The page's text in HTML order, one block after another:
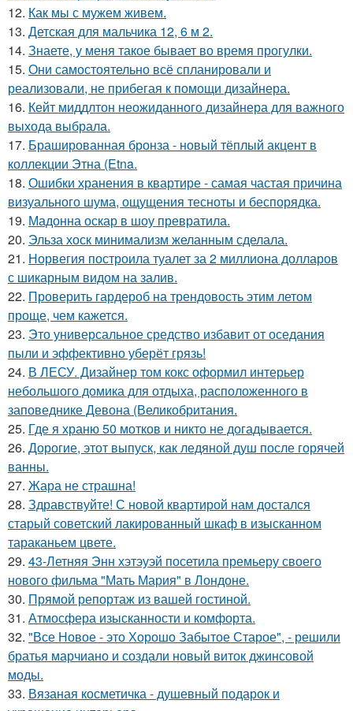
12. Как мы с мужем живем.
13. Детская для мальчика 12, 6 м 2.
14. Знаете, у меня такое бывает во время прогулки.
15. Они самостоятельно всё спланировали и
реализовали, не прибегая к помощи дизайнера.
16. Кейт миддлтон неожиданного дизайнера для важного
выхода выбрала.
17. Брашированная бронза - новый тёплый акцент в
коллекции Этна (Etna.
18. Ошибки хранения в квартире - самая частая причина
визуального шума, ощущения тесноты и беспорядка.
19. Мадонна оскар в шоу превратила.
20. Эльза хоск минимализм желанным сделала.
21. Норвегия построила туалет за 2 миллиона долларов
с шикарным видом на залив.
22. Проверить гардероб на трендовость этим летом
проще, чем кажется.
23. Это универсальное средство избавит от оседания
пыли и эффективно уберёт грязь!
24. В ЛЕСУ. Дизайнер том кокс оформил интерьер
небольшого домика для отдыха, расположенного в
заповеднике Девона (Великобритания.
25. Где я храню 50 мотков и никто не догадывается.
26. Дорогие, этот выпуск, как ледяной душ после горячей
ванны.
27. Жара не страшна!
28. Здравствуйте! С новой квартирой нам достался
старый советский лакированный шкаф в изысканном
тараканьем цвете.
29. 43-Летняя Энн хэтэуэй посетила премьеру своего
нового фильма "Мать Мария" в Лондоне.
30. Прямой репортаж из вашей гостиной.
31. Атмосфера изысканности и комфорта.
32. "Все Новое - это Хорошо Забытое Старое", - решили
братья марчиано и создали новый виток джинсовой
моды.
33. Вязаная косметичка - душевный подарок и